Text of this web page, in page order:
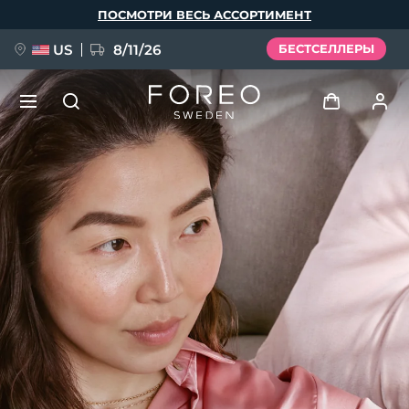
ПОСМОТРИ ВЕСЬ АССОРТИМЕНТ
US 8/11/26 БЕСТСЕЛЛЕРЫ
Войти
Профиль пользователя
Мои приборы
Мои заказы
Мои адреса
Мои подписки
НОВИНКА
FAQ™ Pure Beauty-Tech Elixir
BREAKING NEWS
issa™ Teeth Whitening Set
Язык
English Deutsch
Español
Français
Italiano
Português
Polski
Svenska
Русский
Türkçe
简体中文 繁體中文